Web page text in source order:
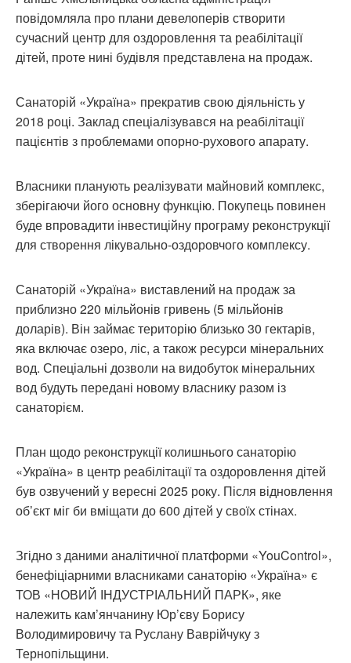
повідомляла про плани девелоперів створити
сучасний центр для оздоровлення та реабілітації
дітей, проте нині будівля представлена на продаж.
Санаторій «Україна» прекратив свою діяльність у
2018 році. Заклад спеціалізувався на реабілітації
пацієнтів з проблемами опорно-рухового апарату.
Власники планують реалізувати майновий комплекс,
зберігаючи його основну функцію. Покупець повинен
буде впровадити інвестиційну програму реконструкції
для створення лікувально-оздоровчого комплексу.
Санаторій «Україна» виставлений на продаж за
приблизно 220 мільйонів гривень (5 мільйонів
доларів). Він займає територію близько 30 гектарів,
яка включає озеро, ліс, а також ресурси мінеральних
вод. Спеціальні дозволи на видобуток мінеральних
вод будуть передані новому власнику разом із
санаторієм.
План щодо реконструкції колишнього санаторію
«Україна» в центр реабілітації та оздоровлення дітей
був озвучений у вересні 2025 року. Після відновлення
об’єкт міг би вміщати до 600 дітей у своїх стінах.
Згідно з даними аналітичної платформи «YouControl»,
бенефіціарними власниками санаторію «Україна» є
ТОВ «НОВИЙ ІНДУСТРІАЛЬНИЙ ПАРК», яке
належить кам’янчанину Юр’єву Борису
Володимировичу та Руслану Ваврійчуку з
Тернопільщини.